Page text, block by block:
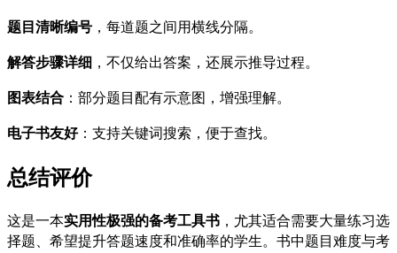
题目清晰编号 ，每道题之间用横线分隔。
解答步骤详细 ，不仅给出答案，还展示推导过程。
图表结合 ：部分题目配有示意图，增强理解。
电子书友好：支持关键词搜索，便于查找。
总结评价
这是一本实用性极强的备考工具书 ，尤其适合需要大量练习选
择题、希望提升答题速度和准确率的学生。书中题目难度与考